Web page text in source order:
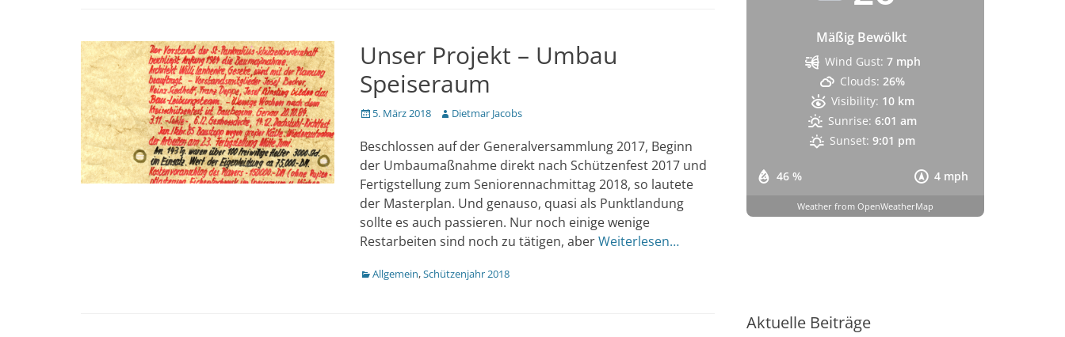
Unser Projekt – Umbau
Speiseraum
Veröffentlicht
5. März 2018 Author
Dietmar Jacobs
Beschlossen auf der Generalversammlung 2017, Beginn
der Umbaumaßnahme direkt nach Schützenfest 2017 und
Fertigstellung zum Seniorennachmittag 2018, so lautete
der Masterplan. Und genauso, quasi als Punktlandung
sollte es auch passieren. Nur noch einige wenige
Restarbeiten sind noch zu tätigen, aberWeiterlesen…
Kategorien
Allgemein,Schützenjahr 2018
Mäßig Bewölkt
46 % 4 mph
Wind Gust: 7 mph
Clouds: 26%
Visibility: 10 km
Sunrise: 6:01 am
Sunset: 9:01 pm
Weather from OpenWeatherMap
Aktuelle Beiträge